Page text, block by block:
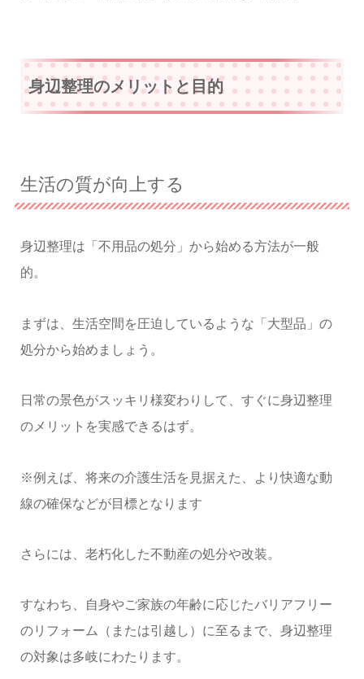
身辺整理のメリットと目的
生活の質が向上する
身辺整理は「不用品の処分」から始める方法が一般
的。
まずは、生活空間を圧迫しているような「大型品」の
処分から始めましょう。
日常の景色がスッキリ様変わりして、すぐに身辺整理
のメリットを実感できるはず。
※例えば、将来の介護生活を見据えた、より快適な動
線の確保などが目標となります
さらには、老朽化した不動産の処分や改装。
すなわち、自身やご家族の年齢に応じたバリアフリー
のリフォーム（または引越し）に至るまで、身辺整理
の対象は多岐にわたります。